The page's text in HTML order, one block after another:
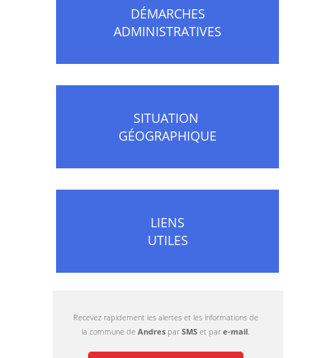
DÉMARCHES
ADMINISTRATIVES
SITUATION
GÉOGRAPHIQUE
LIENS
UTILES
Recevez rapidement les alertes et les informations de
la commune de Andres par SMS et par e-mail.